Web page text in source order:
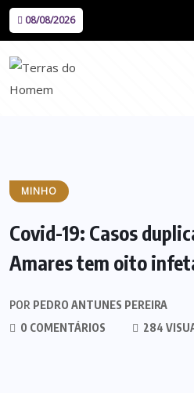
08/08/2026
MINHO
Covid-19: Casos
Amares tem oito
POR PEDRO ANTUNES PEREIRA
0 COMENTÁRIOS
284